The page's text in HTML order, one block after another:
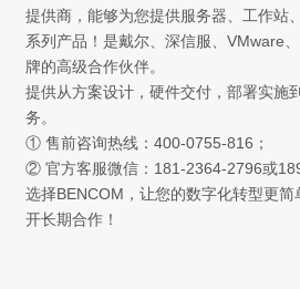
提供商，能够为您提供服务器、工作站
系列产品！是戴尔、深信服、VMware
牌的高级合作伙伴。
提供从方案设计，硬件交付，部署实施
务。
① 售前咨询热线：400-0755-816；
② 官方客服微信：181-2364-2796或
选择BENCOM，让您的数字化转型更
开长期合作！